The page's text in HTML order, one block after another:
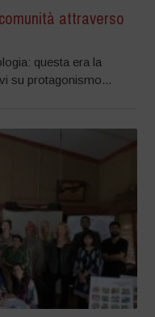
attraverso
questa era la
su protagonismo...